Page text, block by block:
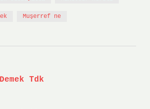
Muşerref ne
Tdk